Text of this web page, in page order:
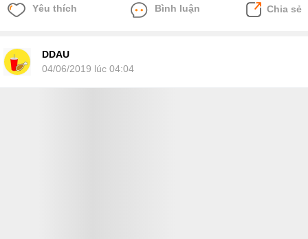
Yêu thích Bình luận Chia sẻ
DDAU
04/06/2019 lúc 04:04